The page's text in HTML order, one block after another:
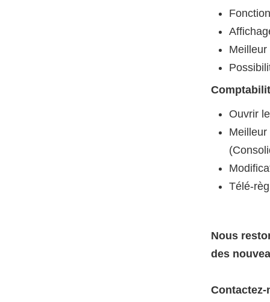
Meilleur
Ouvrir
Télé-
Nous
des
Contactez-